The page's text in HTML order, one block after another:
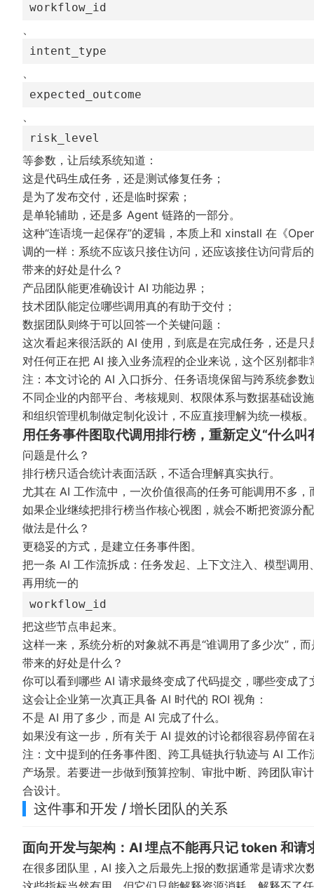
workflow_id
、
intent_type
、
expected_outcome
、
risk_level
等参数，让后续系统知道：
这是代码生成任务，还是测试修复任务；
是为了发布交付，还是临时探索；
是单轮辅助，还是多 Agent 链路的一部分。
这种“连语境一起保存”的逻辑，本质上和 xinstall 在 《
调的一样：系统不应该只接住访问，还应该接住访问背后
带来的好处是什么？
产品团队能更准确设计 AI 功能边界；
技术团队能定位哪些调用真的有助于交付；
数据团队则终于可以回答一个关键问题：
这次看起来很活跃的 AI 使用，到底是在完成任务，还是
对任何正在把 AI 接入业务流程的企业来说，这个区别都非
注：本文讨论的 AI 入口拆分、任务语境保留与跨系统参
不同企业的内部平台、考核规则、权限体系与数据基础设
和组织管理机制做定制化设计，不应直接理解为统一模板。
用任务事件图取代调用排行榜，重新定义“什么叫
问题是什么？
排行榜只适合统计表面活跃，不适合理解真实执行。
尤其在 AI 工作流中，一次价值很高的任务可能调用不多
如果企业继续把排行榜当作核心视图，就会不断把资源分
做法是什么？
更稳妥的方式，是建立任务事件图。
把一条 AI 工作流拆成：任务发起、上下文注入、模型调
再用统一的
workflow_id
把这些节点串起来。
这样一来，系统分析的对象就不再是“谁调用了多少次”，
带来的好处是什么？
你可以看到哪些 AI 请求最终变成了代码提交，哪些变成
这会让企业第一次真正具备 AI 时代的 ROI 视角：
不是 AI 用了多少，而是 AI 完成了什么。
如果没有这一步，所有关于 AI 提效的讨论都很容易停留在
注：文中提到的任务事件图、跨工具链执行轨迹与 AI 工
产场景。若要进一步做到预算控制、审批中断、跨团队审
合设计。
这件事和开发 / 增长团队的关系
面向开发与架构：AI 埋点不能再只记 token 和请
在很多团队里，AI 接入之后最先上报的数据通常是请求次